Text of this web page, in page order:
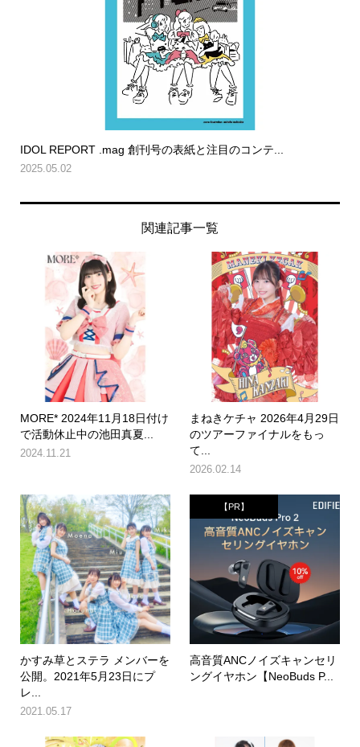
IDOL REPORT .mag 創刊号の表紙と注目のコンテ...
2025.05.02
関連記事一覧
MORE* 2024年11月18日付け
で活動休止中の池田真夏...
2024.11.21
まねきケチャ 2026年4月29日
のツアーファイナルをもっ
て...
2026.02.14
かすみ草とステラ メンバーを
公開。2021年5月23日にプ
レ...
2021.05.17
【PR】
高音質ANCノイズキャンセリ
ングイヤホン【NeoBuds P...